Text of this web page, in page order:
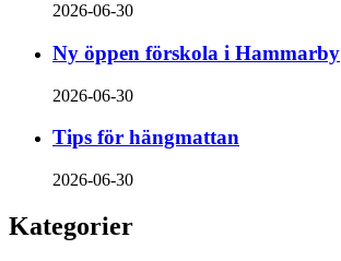
2026-06-30
Ny öppen förskola i Hammarby
2026-06-30
Tips för hängmattan
2026-06-30
Kategorier